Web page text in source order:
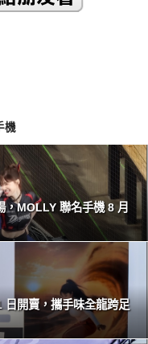
機
，MOLLY 聯名手機 8 月
開賣，攜手味全龍跨足